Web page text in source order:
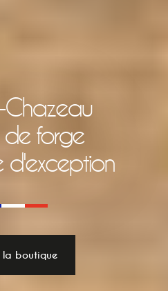
forge
d'exception
la boutique